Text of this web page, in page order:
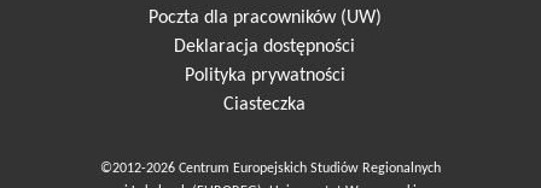
Poczta dla pracowników (UW)
Deklaracja dostępności
Polityka prywatności
Ciasteczka
©2012-2026 Centrum Europejskich Studiów Regionalnych